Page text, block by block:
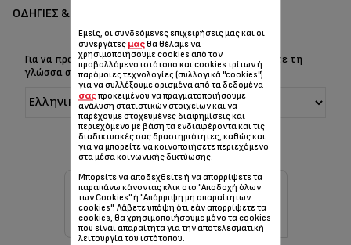
ΟΔΗΓΊΕΣ & ΕΓΧΕΙΡΊΔΙΑ
Για να προβάλετε τις Οδηγίες & το Εγχειρίδιο, επιλέξτε τη
γλώσσα σας:
Εμείς, οι συνδεόμενες επιχειρήσεις μας και οι
συνεργάτες μαςθα θέλαμε να
χρησιμοποιήσουμε cookies από τον
προβαλλόμενο ιστότοπο και cookies τρίτων ή
παρόμοιες τεχνολογίες (συλλογικά "cookies")
για να συλλέξουμε ορισμένα από τα δεδομένα
σαςπροκειμένου να πραγματοποιήσουμε
ανάλυση στατιστικών στοιχείων και να
παρέχουμε στοχευμένες διαφημίσεις και
περιεχόμενο με βάση τα ενδιαφέροντα και τις
διαδικτυακές σας δραστηριότητες, καθώς και
για να μπορείτε να κοινοποιήσετε περιεχόμενο
στα μέσα κοινωνικής δικτύωσης.
Μπορείτε να αποδεχθείτε ή να απορρίψετε τα
παραπάνω κάνοντας κλικ στο "Αποδοχή όλων
των Cookies" ή "Απόρριψη μη απαραίτητων
cookies". Λάβετε υπόψη ότι εάν απορρίψετε τα
cookies, θα χρησιμοποιήσουμε μόνο τα cookies
που είναι απαραίτητα για την αποτελεσματική
λειτουργία του ιστότοπου.